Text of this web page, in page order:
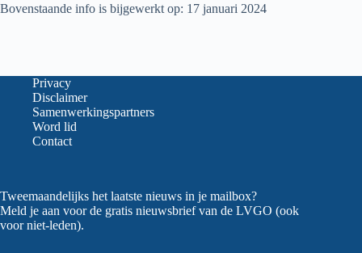
Bovenstaande info is bijgewerkt op: 17 januari 2024
Privacy
Disclaimer
Samenwerkingspartners
Word lid
Contact
Tweemaandelijks het laatste nieuws in je mailbox?
Meld je aan voor de gratis nieuwsbrief van de LVGO (ook
voor niet-leden).